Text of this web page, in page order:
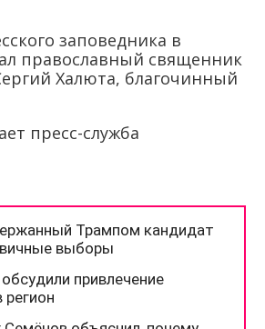
заповедника в
православный священник
Халюта, благочинный
пресс-служба